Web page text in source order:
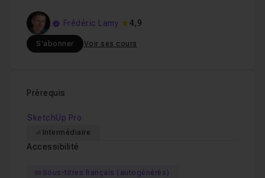
Frédéric Lamy 4,9
S'abonner Voir ses cours
Prérequis
SketchUp Pro
Intermédiaire
Accessibilité
Sous-titres français (autogénérés)